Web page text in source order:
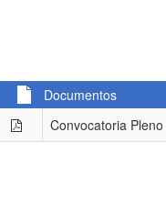
Documentos
Convocatoria